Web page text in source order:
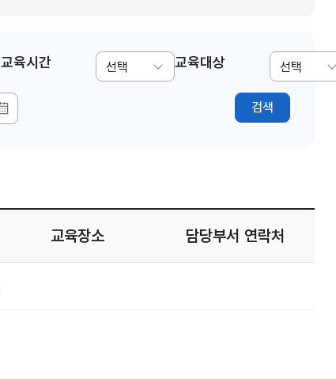
교육시간 선택 교육대상 선택
검색
교육장소 담당부서 연락처